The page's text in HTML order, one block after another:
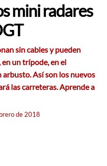
mini radares
sin cables y pueden
un trípode, en el
Así son los nuevos
las carreteras. Aprende a
de 2018